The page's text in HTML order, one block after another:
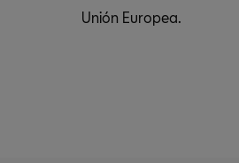
Unión Europea.